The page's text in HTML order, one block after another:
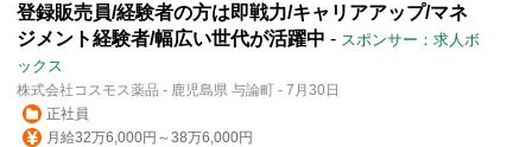
登録販売員/経験者の方は即戦力/キャリアアップ/マネ
ジメント経験者/幅広い世代が活躍中 - スポンサー：求人ボ
ックス
株式会社コスモス薬品 - 鹿児島県 与論町 - 7月30日
正社員
月給32万6,000円～38万6,000円